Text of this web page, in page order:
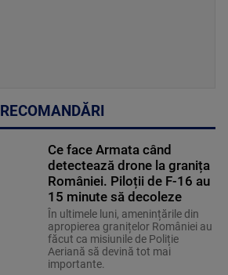
RECOMANDĂRI
Ce face Armata când
detectează drone la granița
României. Piloții de F-16 au
15 minute să decoleze
În ultimele luni, amenințările din
apropierea granițelor României au
făcut ca misiunile de Poliție
Aeriană să devină tot mai
importante.